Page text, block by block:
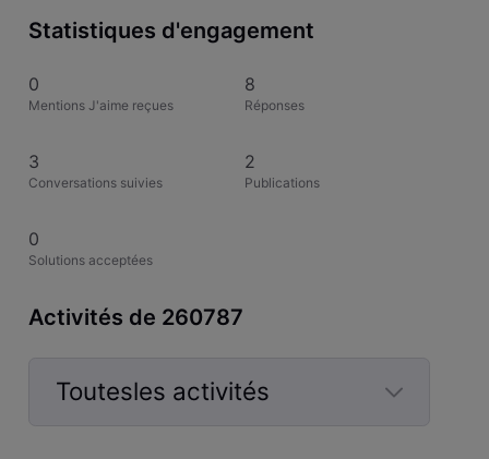
Statistiques d'engagement
0
Mentions J'aime reçues
8
Réponses
3
Conversations suivies
2
Publications
0
Solutions acceptées
Activités de 260787
Toutesles activités